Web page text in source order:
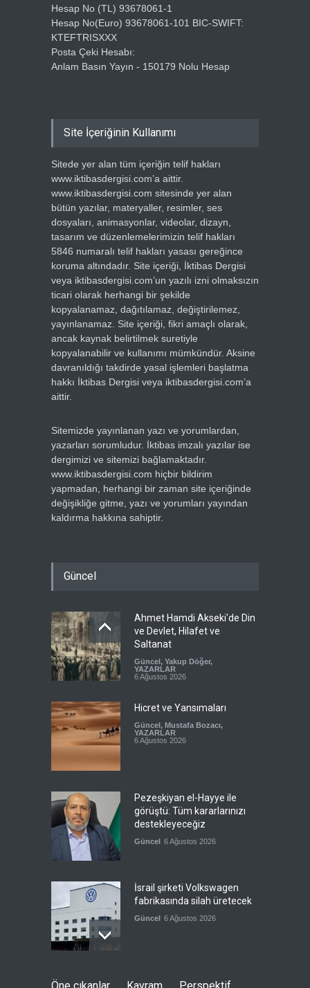
Hesap No (TL) 93678061-1
Hesap No(Euro) 93678061-101 BIC-SWIFT:
KTEFTRISXXX
Posta Çeki Hesabı:
Anlam Basın Yayın - 150179 Nolu Hesap
Site İçeriğinin Kullanımı
Sitede yer alan tüm içeriğin telif hakları
www.iktibasdergisi.com’a aittir.
www.iktibasdergisi.com sitesinde yer alan
bütün yazılar, materyaller, resimler, ses
dosyaları, animasyonlar, videolar, dizayn,
tasarım ve düzenlemelerimizin telif hakları
5846 numaralı telif hakları yasası gereğince
koruma altındadır. Site içeriği, İktibas Dergisi
veya iktibasdergisi.com’un yazılı izni olmaksızın
ticari olarak herhangi bir şekilde
kopyalanamaz, dağıtılamaz, değiştirilemez,
yayınlanamaz. Site içeriği, fikri amaçlı olarak,
ancak kaynak belirtilmek suretiyle
kopyalanabilir ve kullanımı mümkündür. Aksine
davranıldığı takdirde yasal işlemleri başlatma
hakkı İktibas Dergisi veya iktibasdergisi.com’a
aittir.
Sitemizde yayınlanan yazı ve yorumlardan,
yazarları sorumludur. İktibas imzalı yazılar ise
dergimizi ve sitemizi bağlamaktadır.
www.iktibasdergisi.com hiçbir bildirim
yapmadan, herhangi bir zaman site içeriğinde
değişikliğe gitme, yazı ve yorumları yayından
kaldırma hakkına sahiptir.
Güncel
Ahmet Hamdi Akseki'de Din
ve Devlet, Hilafet ve
Saltanat
Güncel , Yakup Döğer,
YAZARLAR
6 Ağustos 2026
Hicret ve Yansımaları
Güncel , Mustafa Bozacı,
YAZARLAR
6 Ağustos 2026
Pezeşkiyan el-Hayye ile
görüştü: Tüm kararlarınızı
destekleyeceğiz
Güncel 6 Ağustos 2026
İsrail şirketi Volkswagen
fabrikasında silah üretecek
Güncel 6 Ağustos 2026
Pentagon'un Güney Kore'de